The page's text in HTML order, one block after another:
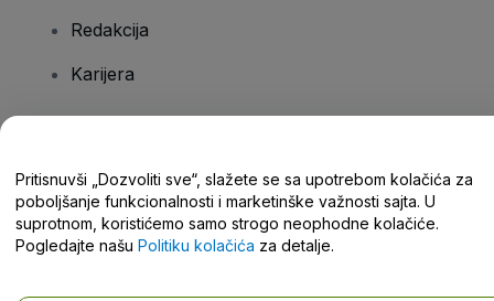
Redakcija
Karijera
Centar za pomoć / Kontaktirajte nas
Pritisnuvši „Dozvoliti sve“, slažete se sa upotrebom kolačića za
poboljšanje funkcionalnosti i marketinške važnosti sajta. U
suprotnom, koristićemo samo strogo neophodne kolačiće.
Pogledajte našu Politiku kolačića za detalje.